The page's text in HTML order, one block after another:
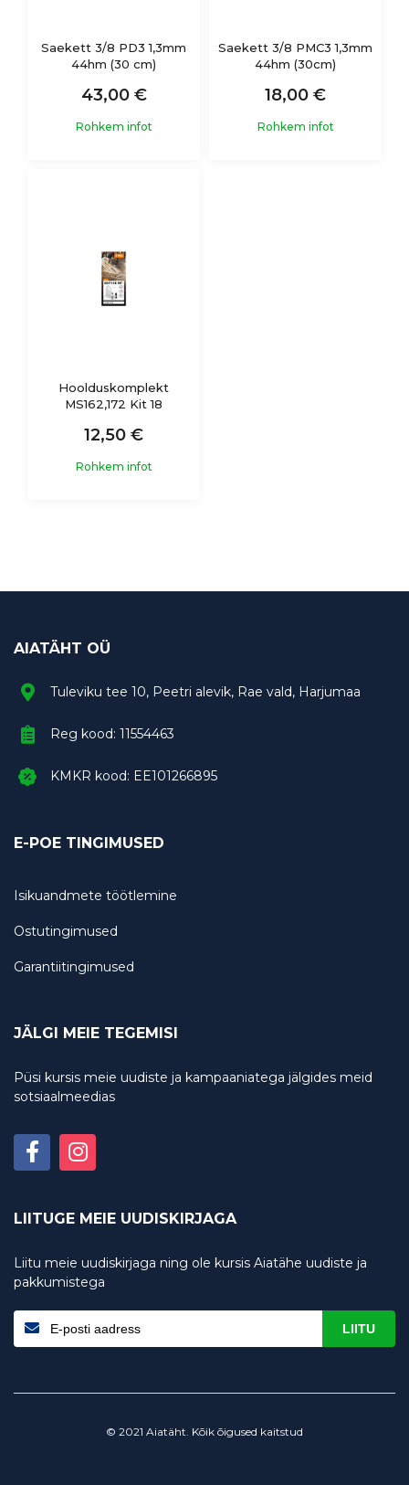
Saekett 3/8 PD3 1,3mm
44hm (30 cm)
43,00 €
Rohkem infot
Saekett 3/8 PMC3 1,3mm
44hm (30cm)
18,00 €
Rohkem infot
Hoolduskomplekt
MS162,172 Kit 18
12,50 €
Rohkem infot
AIATÄHT OÜ
Tuleviku tee 10, Peetri alevik, Rae vald, Harjumaa
Reg kood: 11554463
KMKR kood: EE101266895
E-POE TINGIMUSED
Isikuandmete töötlemine
Ostutingimused
Garantiitingimused
JÄLGI MEIE TEGEMISI
Püsi kursis meie uudiste ja kampaaniatega jälgides meid
sotsiaalmeedias
LIITUGE MEIE UUDISKIRJAGA
Liitu meie uudiskirjaga ning ole kursis Aiatähe uudiste ja
pakkumistega
LIITU
© 2021 Aiatäht. Kõik õigused kaitstud